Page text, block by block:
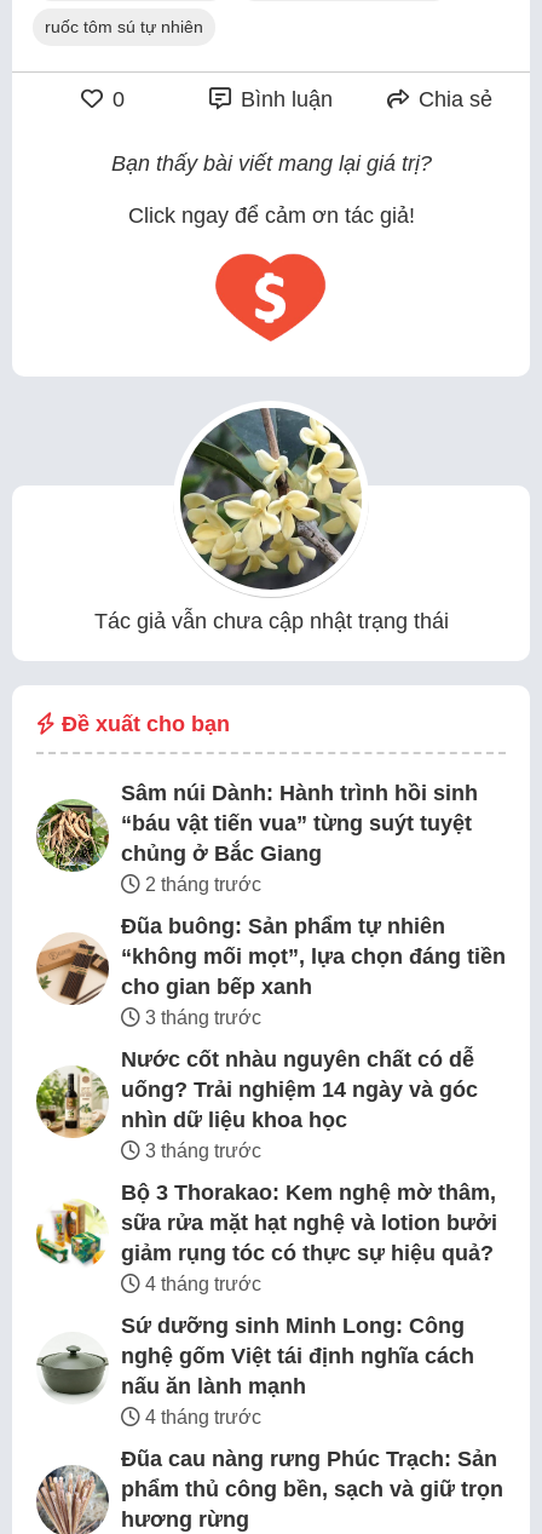
ruốc tôm sú tự nhiên
0 Bình luận Chia sẻ
Bạn thấy bài viết mang lại giá trị?
Click ngay để cảm ơn tác giả!
Tác giả vẫn chưa cập nhật trạng thái
Đề xuất cho bạn
Sâm núi Dành: Hành trình hồi sinh
“báu vật tiến vua” từng suýt tuyệt
chủng ở Bắc Giang
2 tháng trước
Đũa buông: Sản phẩm tự nhiên
“không mối mọt”, lựa chọn đáng tiền
cho gian bếp xanh
3 tháng trước
Nước cốt nhàu nguyên chất có dễ
uống? Trải nghiệm 14 ngày và góc
nhìn dữ liệu khoa học
3 tháng trước
Bộ 3 Thorakao: Kem nghệ mờ thâm,
sữa rửa mặt hạt nghệ và lotion bưởi
giảm rụng tóc có thực sự hiệu quả?
4 tháng trước
Sứ dưỡng sinh Minh Long: Công
nghệ gốm Việt tái định nghĩa cách
nấu ăn lành mạnh
4 tháng trước
Đũa cau nàng rưng Phúc Trạch: Sản
phẩm thủ công bền, sạch và giữ trọn
hương rừng